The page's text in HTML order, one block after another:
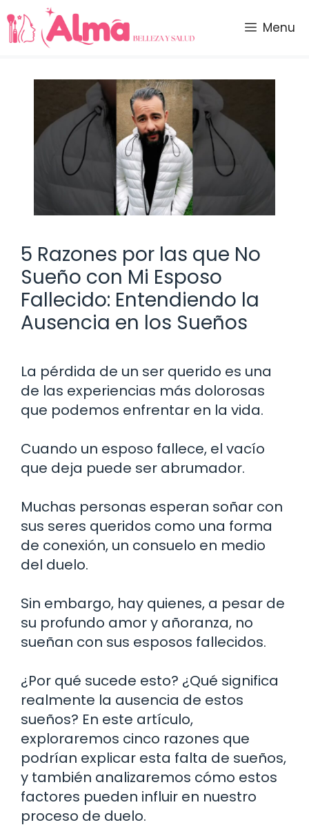
Saltar
al
contenido
Menu
5 Razones por las que No
Sueño con Mi Esposo
Fallecido: Entendiendo la
Ausencia en los Sueños
La pérdida de un ser querido es una
de las experiencias más dolorosas
que podemos enfrentar en la vida.
Cuando un esposo fallece, el vacío
que deja puede ser abrumador.
Muchas personas esperan soñar con
sus seres queridos como una forma
de conexión, un consuelo en medio
del duelo.
Sin embargo, hay quienes, a pesar de
su profundo amor y añoranza, no
sueñan con sus esposos fallecidos.
¿Por qué sucede esto? ¿Qué significa
realmente la ausencia de estos
sueños? En este artículo,
exploraremos cinco razones que
podrían explicar esta falta de sueños,
y también analizaremos cómo estos
factores pueden influir en nuestro
proceso de duelo.